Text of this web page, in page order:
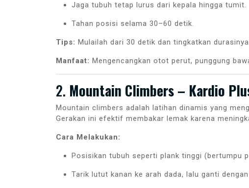
Jaga tubuh tetap lurus dari kepala hingga tumit.
Tahan posisi selama 30–60 detik.
Tips: Mulailah dari 30 detik dan tingkatkan
Manfaat: Mengencangkan otot perut, punggung
2. Mountain Climbers – Kardio
Mountain climbers adalah latihan dinamis yang
Gerakan ini efektif membakar lemak karena
Cara Melakukan:
Posisikan tubuh seperti plank tinggi (bertumpu
Tarik lutut kanan ke arah dada, lalu ganti